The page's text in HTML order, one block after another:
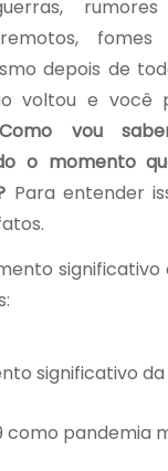
depois de
voltou e você
Como vou
o momento
Para entender
significativo
como pandemia